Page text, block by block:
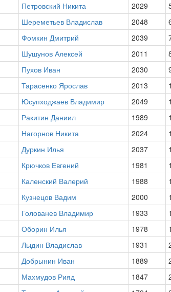
Петровский Никита 2029
Шереметьев Владислав 2048
Фомкин Дмитрий 2039
Шушунов Алексей 2011
Пухов Иван 2030
Тарасенко Ярослав 2013
Юсупходжаев Владимир 2049
Ракитин Даниил 1989
Нагорнов Никита 2024
Дуркин Илья 2037
Крючков Евгений 1981
Каленский Валерий 1988
Кузнецов Вадим 2000
Голованев Владимир 1933
Оборин Илья 1978
Лыдин Владислав 1931
Добрынин Иван 1889
Махмудов Рияд 1847